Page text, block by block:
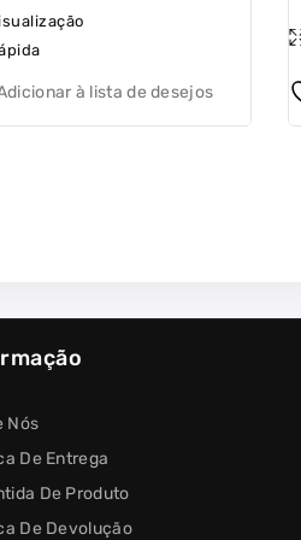
à lista de desejos
Nós
De Entrega
De Produto
De Devolução